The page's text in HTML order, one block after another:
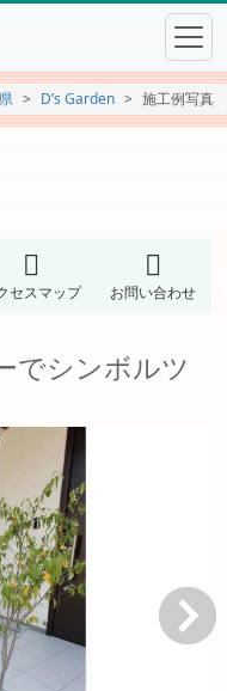
D’s Garden 施工例写真
セスマップ お問い合わせ
でシンボルツ